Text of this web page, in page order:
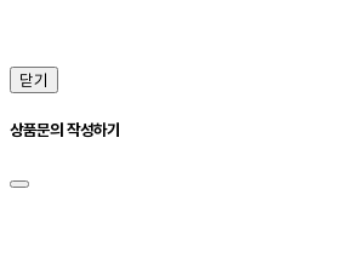
닫기
상품문의 작성하기